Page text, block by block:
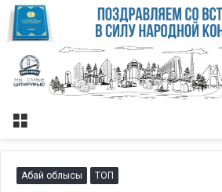
Меню
Абай облысы ТОП